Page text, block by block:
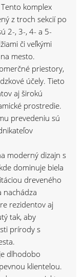
komplex
z troch sekcií po
2-, 3-, 4- a 5-
či veľkými
mesto.
priestory,
účely. Tieto
aj širokú
prostredie.
prevedeniu sú
moderný dizajn s
dominuje biela
dreveného
nachádza
rezidentov aj
tak, aby
prírody s
dlhodobo
klientelou.